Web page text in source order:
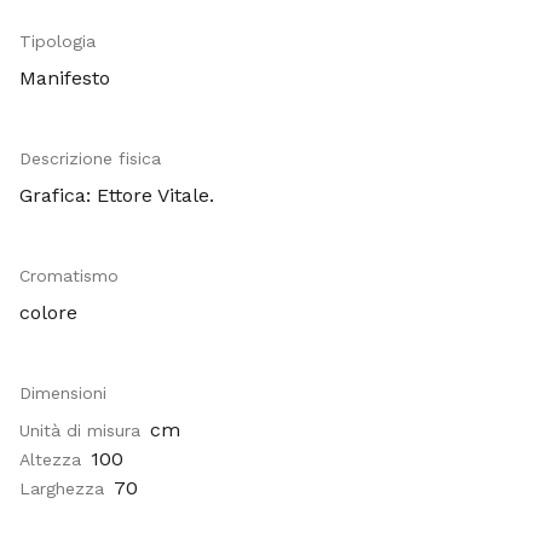
Tipologia
Manifesto
Descrizione fisica
Grafica: Ettore Vitale.
Cromatismo
colore
Dimensioni
Unità di misura cm
Altezza 100
Larghezza 70